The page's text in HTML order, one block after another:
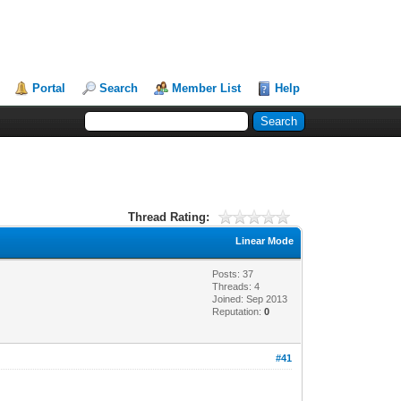
Portal Search Member List Help
Thread Rating:
Linear Mode
Posts: 37
Threads: 4
Joined: Sep 2013
Reputation:0
#41